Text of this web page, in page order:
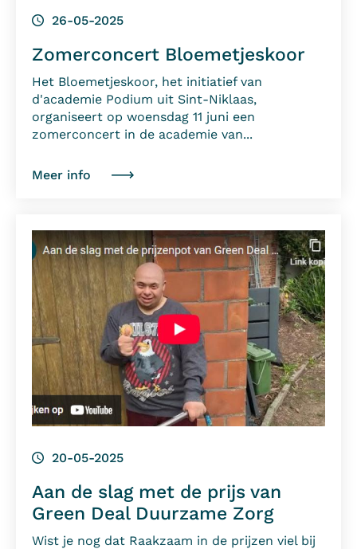
26-05-2025
Zomerconcert Bloemetjeskoor
Het Bloemetjeskoor, het initiatief van
d'academie Podium uit Sint-Niklaas,
organiseert op woensdag 11 juni een
zomerconcert in de academie van...
Meer info
20-05-2025
Aan de slag met de prijs van
Green Deal Duurzame Zorg
Wist je nog dat Raakzaam in de prijzen viel bij